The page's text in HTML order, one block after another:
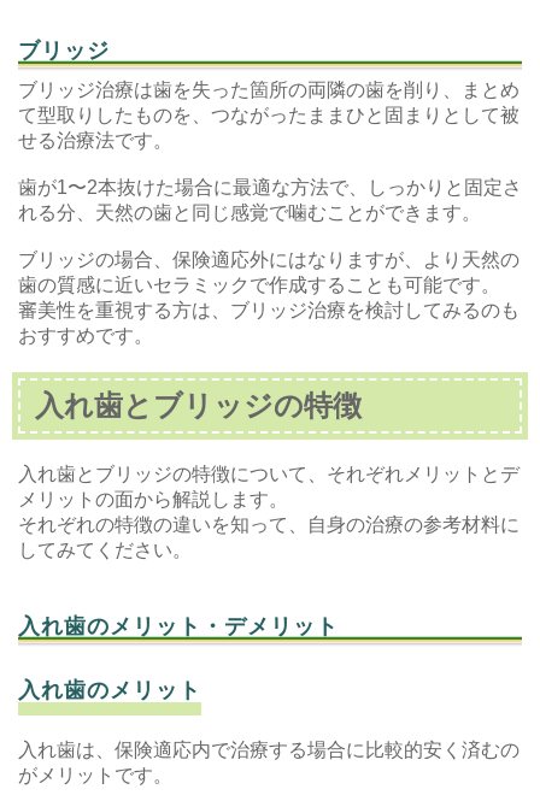
ブリッジ
ブリッジ治療は歯を失った箇所の両隣の歯を削り、まとめ
て型取りしたものを、つながったままひと固まりとして被
せる治療法です。
歯が1〜2本抜けた場合に最適な方法で、しっかりと固定さ
れる分、天然の歯と同じ感覚で噛むことができます。
ブリッジの場合、保険適応外にはなりますが、より天然の
歯の質感に近いセラミックで作成することも可能です。
審美性を重視する方は、ブリッジ治療を検討してみるのも
おすすめです。
入れ歯とブリッジの特徴
入れ歯とブリッジの特徴について、それぞれメリットとデ
メリットの面から解説します。
それぞれの特徴の違いを知って、自身の治療の参考材料に
してみてください。
入れ歯のメリット・デメリット
入れ歯のメリット
入れ歯は、保険適応内で治療する場合に比較的安く済むの
がメリットです。